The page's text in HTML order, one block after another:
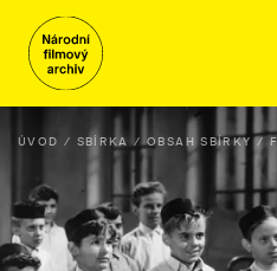
ÚVOD SBÍRKA OBSAH SBÍRKY